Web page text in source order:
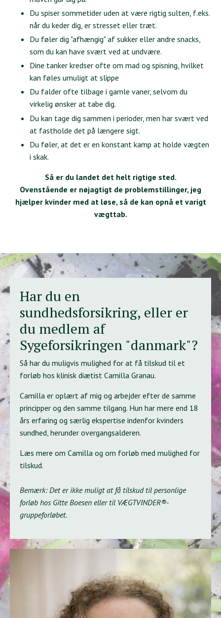
Du spiser sommetider uden at være rigtig sulten, f.eks.
når du keder dig, er stresset eller træt.
Du føler dig "afhængig" af sukker eller andre snacks,
som du kan have svært ved at undvære.
Dine tanker kredser ofte om mad og spisning, hvilket
kan føles umuligt at slippe
Du falder ofte tilbage i gamle vaner, selvom du
virkelig ønsker at tabe dig.
Du kan tage dig sammen i perioder, men har svært ved
at fastholde det på længere sigt.
Du føler, at det er en konstant kamp at holde vægten
i skak.
Så er du landet det helt rigtige sted.
Ovenstående er nøjagtigt de problemstillinger, jeg
hjælper kvinder med at løse, så de kan opnå et varigt
vægttab.
Har du en
sundhedsforsikring, eller er
du medlem af
Sygeforsikringen "danmark"?
Så har du muligvis mulighed for at få tilskud til et
forløb hos klinisk diætist Camilla Granau.
Camilla er oplært af mig og arbejder efter de samme
principper og den samme tilgang. Hun har mere end 18
års erfaring og særlig ekspertise indenfor kvinders
sundhed, herunder overgangsalderen.
Læs mere om Camilla og om forløb med mulighed for
tilskud.
Bemærk: Det er ikke muligt at få tilskud til personlige
forløb hos Gitte Boesen eller til VÆGTVINDER®-
gruppeforløbet.